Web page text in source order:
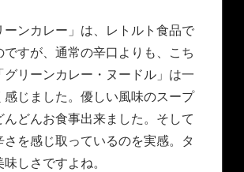
ーンカレー」は、レトルト食品で
すが、通常の辛口よりも、こち
グリーンカレー・ヌードル」は一
感じました。優しい風味のスープ
んどんお食事出来ました。そして
を感じ取っているのを実感。タ
しさですよね。